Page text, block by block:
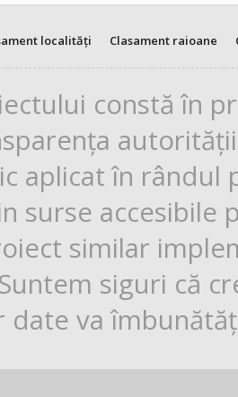
localități Clasament raioane
constă în
aplicat în rândul
surse
similar
siguri că
date va